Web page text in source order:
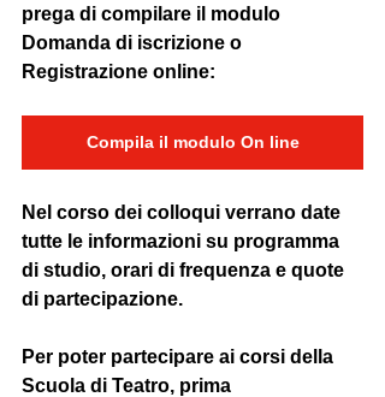
prega di compilare il modulo
Domanda di iscrizione o
Registrazione online:
Compila il modulo On line
Nel corso dei colloqui verrano date
tutte le informazioni su programma
di studio, orari di frequenza e quote
di partecipazione.
Per poter partecipare ai corsi della
Scuola di Teatro, prima